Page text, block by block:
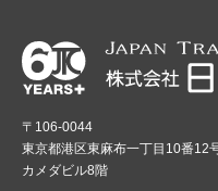
〒106-0044
東京都港区東麻布一丁目10番12
カメダビル8階